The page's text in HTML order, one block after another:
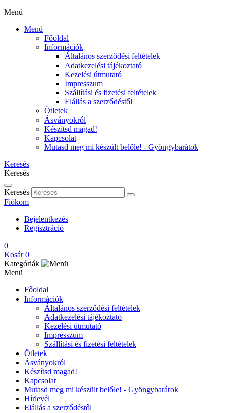
Menü
Menü
Főoldal
Információk
Általános szerződési feltételek
Adatkezelési tájékoztató
Kezelési útmutató
Impresszum
Szállítási és fizetési feltételek
Elállás a szerződéstől
Ötletek
Ásványokról
Készítsd magad!
Kapcsolat
Mutasd meg mi készült belőle! - Gyöngybarátok
Keresés
Keresés
Keresés
Fiókom
Bejelentkezés
Regisztráció
0
Kosár 0
Kategóriák
Menü
Főoldal
Információk
Általános szerződési feltételek
Adatkezelési tájékoztató
Kezelési útmutató
Impresszum
Szállítási és fizetési feltételek
Ötletek
Ásványokról
Készítsd magad!
Kapcsolat
Mutasd meg mi készült belőle! - Gyöngybarátok
Hírlevél
Elállás a szerződéstől